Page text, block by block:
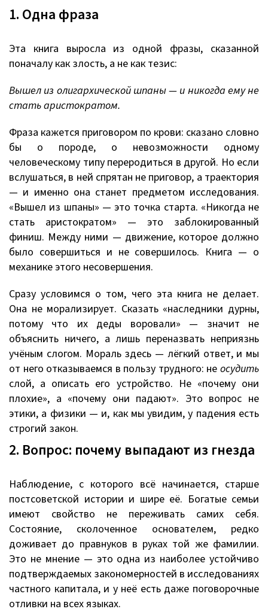
1. Одна фраза
Эта книга выросла из одной фразы, сказанной
поначалу как злость, а не как тезис:
Вышел из олигархической шпаны — и никогда ему не
стать аристократом.
Фраза кажется приговором по крови: сказано словно
бы о породе, о невозможности одному
человеческому типу переродиться в другой. Но если
вслушаться, в ней спрятан не приговор, а траектория
— и именно она станет предметом исследования.
«Вышел из шпаны» — это точка старта. «Никогда не
стать аристократом» — это заблокированный
финиш. Между ними — движение, которое должно
было совершиться и не совершилось. Книга — о
механике этого несовершения.
Сразу условимся о том, чего эта книга не делает.
Она не морализирует. Сказать «наследники дурны,
потому что их деды воровали» — значит не
объяснить ничего, а лишь переназвать неприязнь
учёным слогом. Мораль здесь — лёгкий ответ, и мы
от него отказываемся в пользу трудного: не осудить
слой, а описать его устройство. Не «почему они
плохие», а «почему они падают». Это вопрос не
этики, а физики — и, как мы увидим, у падения есть
строгий закон.
2. Вопрос: почему выпадают из гнезда
Наблюдение, с которого всё начинается, старше
постсоветской истории и шире её. Богатые семьи
имеют свойство не переживать самих себя.
Состояние, сколоченное основателем, редко
доживает до правнуков в руках той же фамилии.
Это не мнение — это одна из наиболее устойчиво
подтверждаемых закономерностей в исследованиях
частного капитала, и у неё есть даже поговорочные
отливки на всех языках.